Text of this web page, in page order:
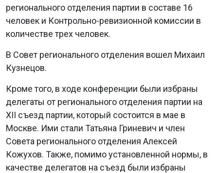
регионального отделения партии в составе 16
человек и Контрольно-ревизионной комиссии в
количестве трех человек.
В Совет регионального отделения вошел Михаил
Кузнецов.
Кроме того, в ходе конференции были избраны
делегаты от регионального отделения партии на
XII съезд партии, который состоится в мае в
Москве. Ими стали Татьяна Гриневич и член
Совета регионального отделения Алексей
Кожухов. Также, помимо установленной нормы, в
качестве делегатов на съезд были избраны